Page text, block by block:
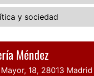
y sociedad
Méndez
18, 28013 Madrid